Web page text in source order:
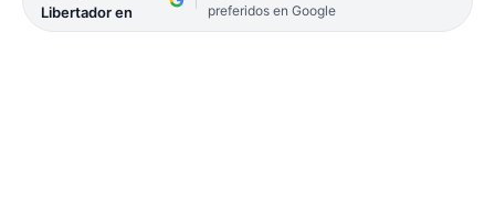
Libertador en
preferidos en Google